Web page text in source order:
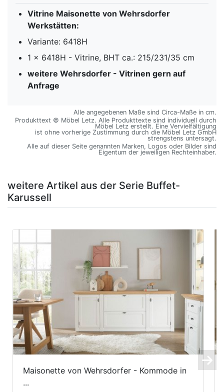
Vitrine Maisonette von Wehrsdorfer
Werkstätten:
Variante: 6418H
1 x 6418H - Vitrine, BHT ca.: 215/231/35 cm
weitere Wehrsdorfer - Vitrinen gern auf
Anfrage
Alle angegebenen Maße sind Circa-Maße in cm.
Produkttext © Möbel Letz. Alle Produkttexte sind individuell durch
Möbel Letz erstellt. Eine Vervielfältigung
ist ohne vorherige Zustimmung durch die Möbel Letz GmbH
strengstens untersagt.
Alle auf dieser Seite genannten Marken, Logos oder Bilder sind
Eigentum der jeweiligen Rechteinhaber.
weitere Artikel aus der Serie Buffet-
Karussell
Maisonette von Wehrsdorfer - Kommode in
...